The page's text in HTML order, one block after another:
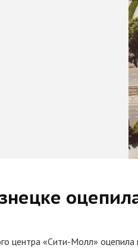
центра «Сити-Молл» оцепила